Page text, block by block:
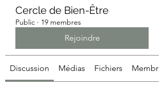
Cercle de Bien-Être
Public · 19 membres
Rejoindre
Discussion Médias Fichiers Membres